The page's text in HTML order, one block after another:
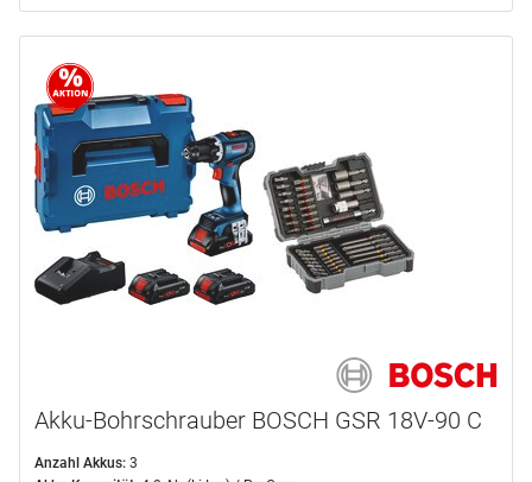
Akku-Bohrschrauber BOSCH GSR 18V-90 C
Anzahl Akkus: 3